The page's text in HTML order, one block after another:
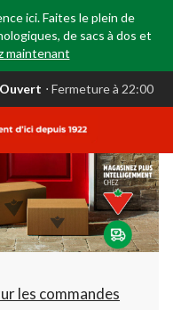
ici. Faites le plein de
de sacs à dos et
maintenant
Ouvert ⋅ Fermeture à 22:00
les commandes